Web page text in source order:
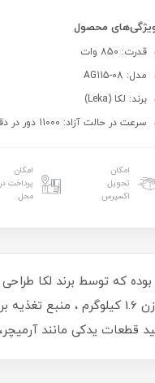
محصول
قدرت: 850 وات
مدل: AG115-08
برند: لکا (Leka)
سرعت در حالت آزاد: 11000 دور در دقیقه
امکان
تحویل
اکسپرس
امکان
پرداخت در
محل
قطعات یدکی مانند